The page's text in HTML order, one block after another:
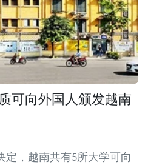
可向外国人颁发越南
定，越南共有5所大学可向